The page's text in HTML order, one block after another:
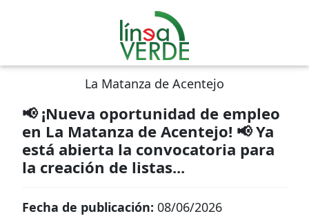
La Matanza de Acentejo
📢 ¡Nueva oportunidad de empleo
en La Matanza de Acentejo! 📢 Ya
está abierta la convocatoria para
la creación de listas...
Fecha de publicación: 08/06/2026